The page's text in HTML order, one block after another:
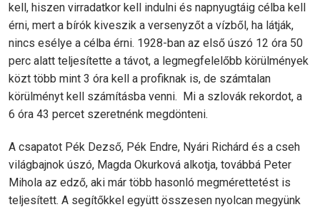
kell, hiszen virradatkor kell indulni és napnyugtáig célba kell
érni, mert a bírók kiveszik a versenyzőt a vízből, ha látják,
nincs esélye a célba érni. 1928-ban az első úszó 12 óra 50
perc alatt teljesítette a távot, a legmegfelelőbb körülmények
közt több mint 3 óra kell a profiknak is, de számtalan
körülményt kell számításba venni. Mi a szlovák rekordot, a
6 óra 43 percet szeretnénk megdönteni.
A csapatot Pék Dezső, Pék Endre, Nyári Richárd és a cseh
világbajnok úszó, Magda Okurková alkotja, továbbá Peter
Mihola az edző, aki már több hasonló megmérettetést is
teljesített. A segítőkkel együtt összesen nyolcan megyünk